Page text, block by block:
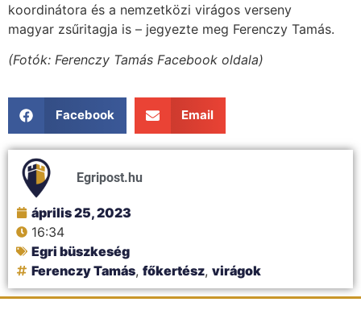
koordinátora és a nemzetközi virágos verseny
magyar zsűritagja is – jegyezte meg Ferenczy Tamás.
(Fotók: Ferenczy Tamás Facebook oldala)
Facebook Email
Egripost.hu
április 25, 2023
16:34
Egri büszkeség
Ferenczy Tamás, főkertész, virágok